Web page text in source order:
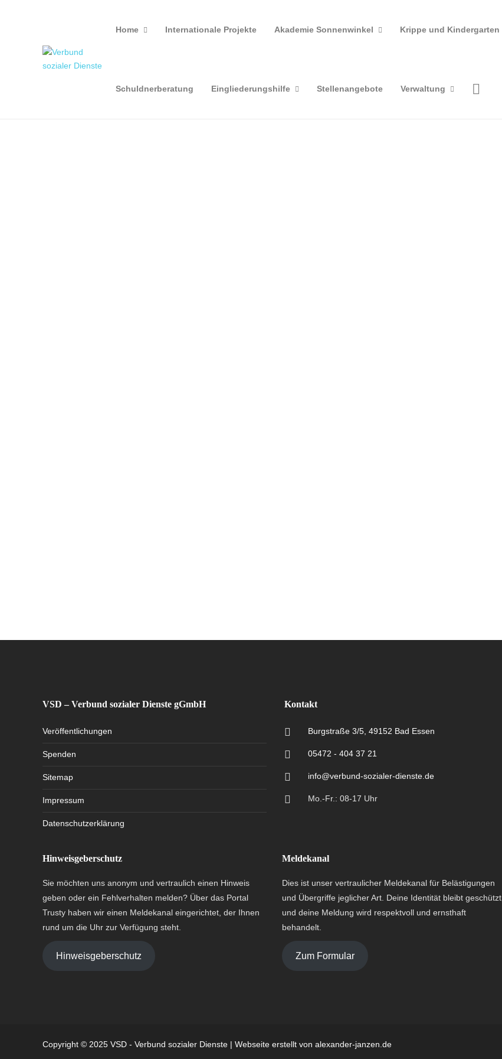
Home Internationale Projekte Akademie Sonnenwinkel Krippe und Kindergarten
Schuldnerberatung Eingliederungshilfe Stellenangebote Verwaltung
VSD – Verbund sozialer Dienste gGmbH
Veröffentlichungen
Spenden
Sitemap
Impressum
Datenschutzerklärung
Kontakt
Burgstraße 3/5, 49152 Bad Essen
05472 - 404 37 21
info@verbund-sozialer-dienste.de
Mo.-Fr.: 08-17 Uhr
Hinweisgeberschutz
Sie möchten uns anonym und vertraulich einen Hinweis
geben oder ein Fehlverhalten melden? Über das Portal
Trusty haben wir einen Meldekanal eingerichtet, der Ihnen
rund um die Uhr zur Verfügung steht.
Hinweisgeberschutz
Meldekanal
Dies ist unser vertraulicher Meldekanal für Belästigungen
und Übergriffe jeglicher Art. Deine Identität bleibt geschützt,
und deine Meldung wird respektvoll und ernsthaft
behandelt.
Zum Formular
Copyright © 2025 VSD - Verbund sozialer Dienste | Webseite erstellt von alexander-janzen.de